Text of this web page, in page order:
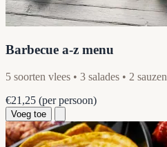
Barbecue a-z menu
5 soorten vlees • 3 salades • 2 sauzen
€21,25 (per persoon)
Voeg toe